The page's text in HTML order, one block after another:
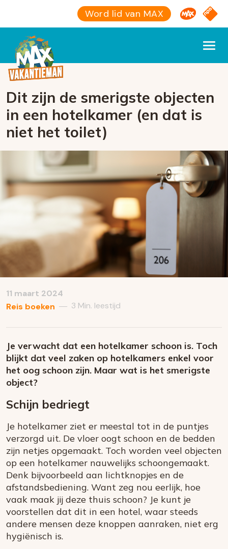
Word lid van MAX Omroep
NPO
Dit zijn de smerigste objecten
in een hotelkamer (en dat is
niet het toilet)
11 maart 2024
Reis boeken — 3 Min. leestijd
Je verwacht dat een hotelkamer schoon is. Toch
blijkt dat veel zaken op hotelkamers enkel voor
het oog schoon zijn. Maar wat is het smerigste
object?
Schijn bedriegt
Je hotelkamer ziet er meestal tot in de puntjes
verzorgd uit. De vloer oogt schoon en de bedden
zijn netjes opgemaakt. Toch worden veel objecten
op een hotelkamer nauwelijks schoongemaakt.
Denk bijvoorbeeld aan lichtknopjes en de
afstandsbediening. Want zeg nou eerlijk, hoe
vaak maak jij deze thuis schoon? Je kunt je
voorstellen dat dit in een hotel, waar steeds
andere mensen deze knoppen aanraken, niet erg
hygiënisch is.